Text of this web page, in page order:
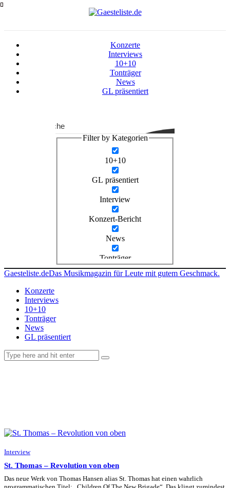
Konzerte
Interviews
10+10
Tonträger
News
GL präsentiert
Suche
Filter by Kategorien
10+10
GL präsentiert
Interview
Konzert-Bericht
News
Tonträger
Gaesteliste.deDas Musikmagazin für Leute mit gutem Geschmack.
Konzerte
Interviews
10+10
Tonträger
News
GL präsentiert
Interview
St. Thomas – Revolution von oben
Das neue Werk von Thomas Hansen alias St. Thomas hat einen wahrlich